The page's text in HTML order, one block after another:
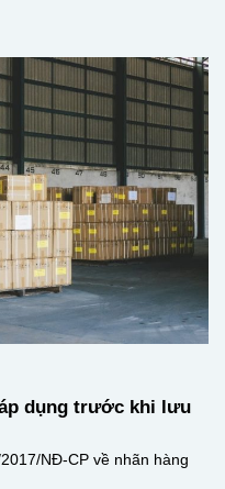
dụng trước khi lưu
NĐ-CP về nhãn hàng